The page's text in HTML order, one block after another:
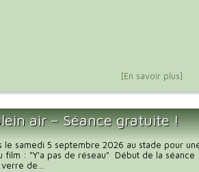
[En savoir plus]
air – Séance gratuite !
le samedi 5 septembre 2026 au stade pour
film : "Y'a pas de réseau" Début de la
verre de...